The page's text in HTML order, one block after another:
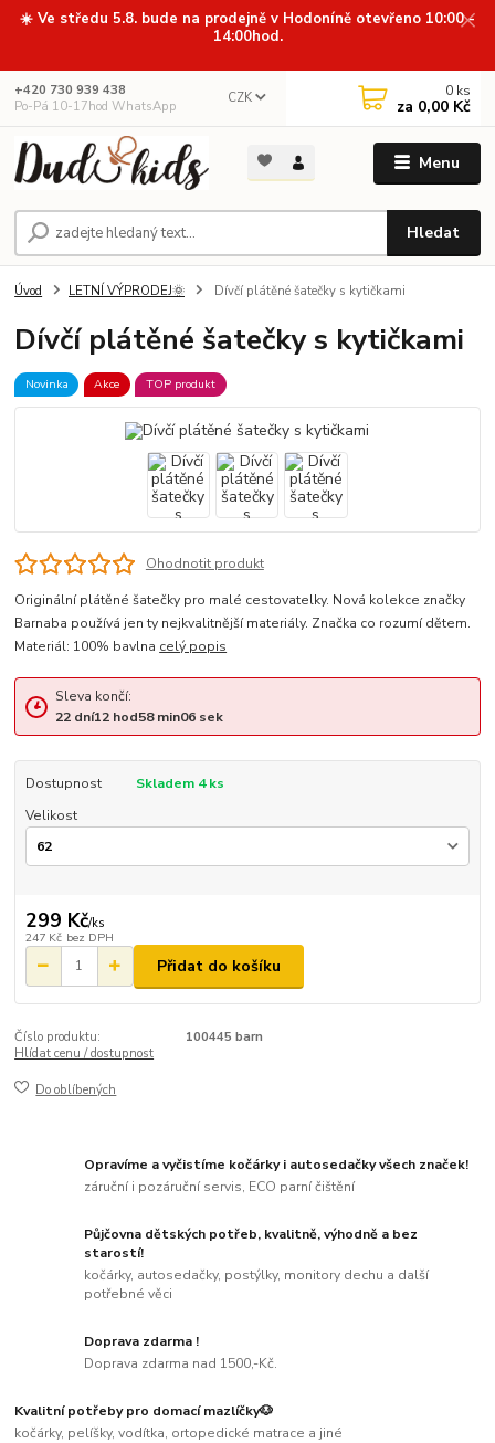
☀️ Ve středu 5.8. bude na prodejně v Hodoníně otevřeno 10:00 -
14:00hod.
Menu
CZK
Hledat
+420 730 939 438
Po-Pá 10-17hod WhatsApp
0 ks
za 0,00 Kč
Úvod LETNÍ VÝPRODEJ🌞 Dívčí plátěné šatečky s kytičkami
Dívčí plátěné šatečky s kytičkami
Novinka Akce TOP produkt
Ohodnotit produkt
Originální plátěné šatečky pro malé cestovatelky. Nová kolekce značky
Barnaba používá jen ty nejkvalitnější materiály. Značka co rozumí dětem.
Materiál: 100% bavlna celý popis
Sleva končí:
22 dní12hod58min05sek
Dostupnost
Skladem 4 ks
Velikost
299 Kč/ks
247 Kč bez DPH
Přidat do košíku
Číslo produktu:
100445 barn
Hlídat cenu / dostupnost
Do oblíbených
Opravíme a vyčistíme kočárky i autosedačky všech značek!
záruční i pozáruční servis, ECO parní čištění
Půjčovna dětských potřeb, kvalitně, výhodně a bez
starostí!
kočárky, autosedačky, postýlky, monitory dechu a další
potřebné věci
Doprava zdarma !
Doprava zdarma nad 1500,-Kč.
Kvalitní potřeby pro domací mazlíčky🐶
kočárky, pelíšky, vodítka, ortopedické matrace a jiné